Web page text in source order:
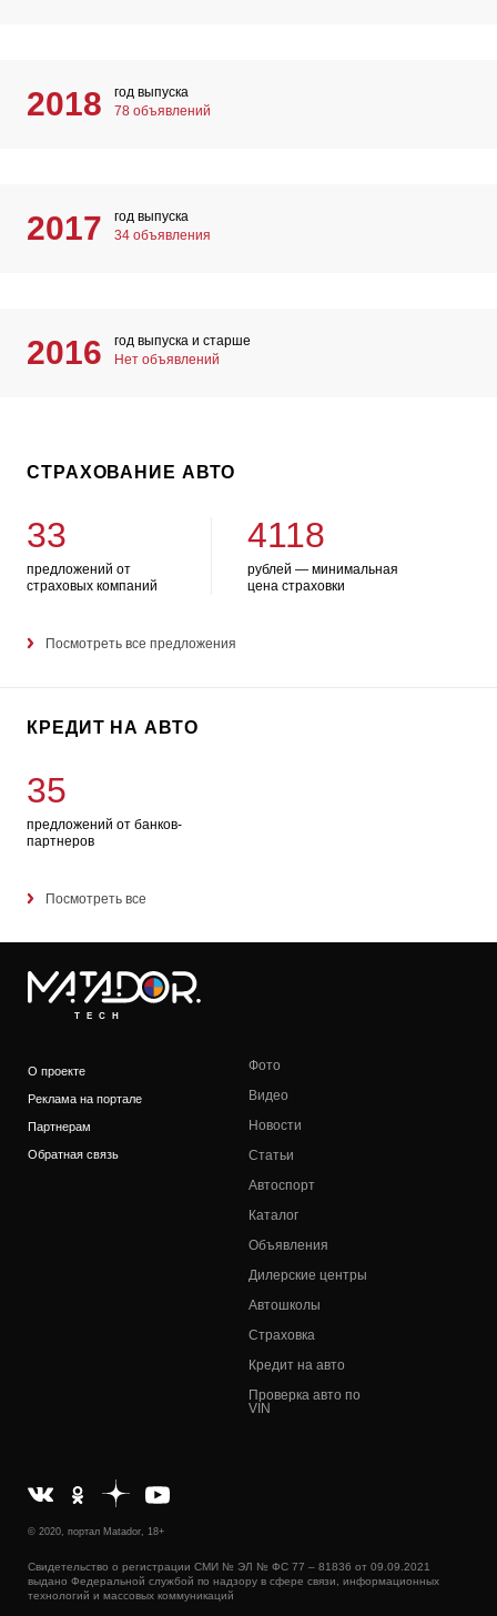
2018
год выпуска
78 объявлений
2017
год выпуска
34 объявления
2016
год выпуска и старше
Нет объявлений
СТРАХОВАНИЕ АВТО
33
предложений от
страховых компаний
4118
рублей — минимальная
цена страховки
Посмотреть все предложения
КРЕДИТ НА АВТО
35
предложений от банков-
партнеров
Посмотреть все
TECH
О проекте
Реклама на портале
Партнерам
Обратная связь
Фото
Видео
Новости
Статьи
Автоспорт
Каталог
Объявления
Дилерские центры
Автошколы
Страховка
Кредит на авто
Проверка авто по
VIN
© 2020, портал Matador, 18+
Свидетельство о регистрации СМИ № ЭЛ № ФС 77 – 81836 от 09.09.2021
выдано Федеральной службой по надзору в сфере связи, информационных
технологий и массовых коммуникаций